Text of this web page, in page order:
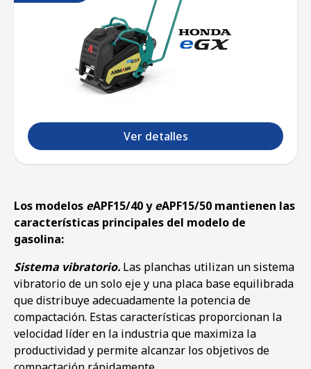
Ver detalles
Los modelos eAPF15/40 yeAPF15/50 mantienen las
características principales del modelo de
gasolina:
Sistema vibratorio. Las planchas utilizan un sistema
vibratorio de un solo eje y una placa base equilibrada
que distribuye adecuadamente la potencia de
compactación. Estas características proporcionan la
velocidad líder en la industria que maximiza la
productividad y permite alcanzar los objetivos de